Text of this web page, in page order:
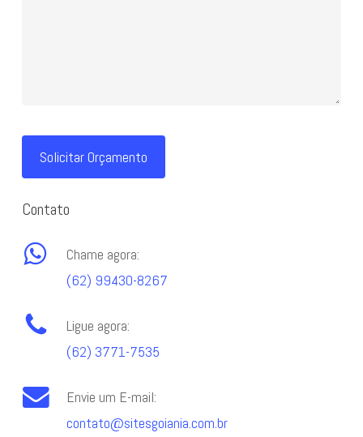
Contato
Chame agora:
(62) 99430-8267
Ligue agora:
(62) 3771-7535
Envie um E-mail:
contato@sitesgoiania.com.br